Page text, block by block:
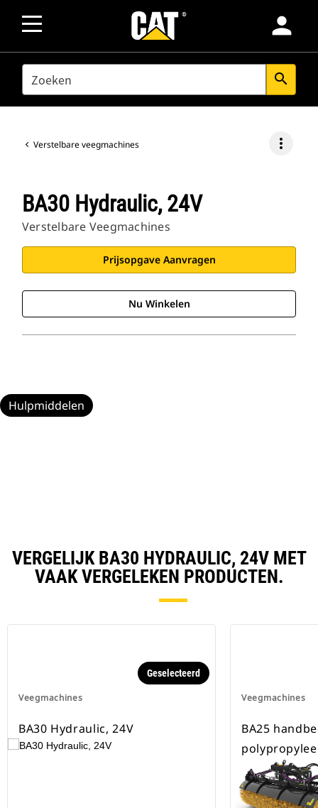
person
SEARCH search
Verstelbare veegmachines more_vert
BA30 Hydraulic, 24V
Verstelbare Veegmachines
Prijsopgave Aanvragen
Nu Winkelen
Hulpmiddelen
VERGELIJK BA30 HYDRAULIC, 24V MET
VAAK VERGELEKEN PRODUCTEN.
Veegmachines
Geselecteerd
BA30 Hydraulic, 24V
Veegmachines
BA25